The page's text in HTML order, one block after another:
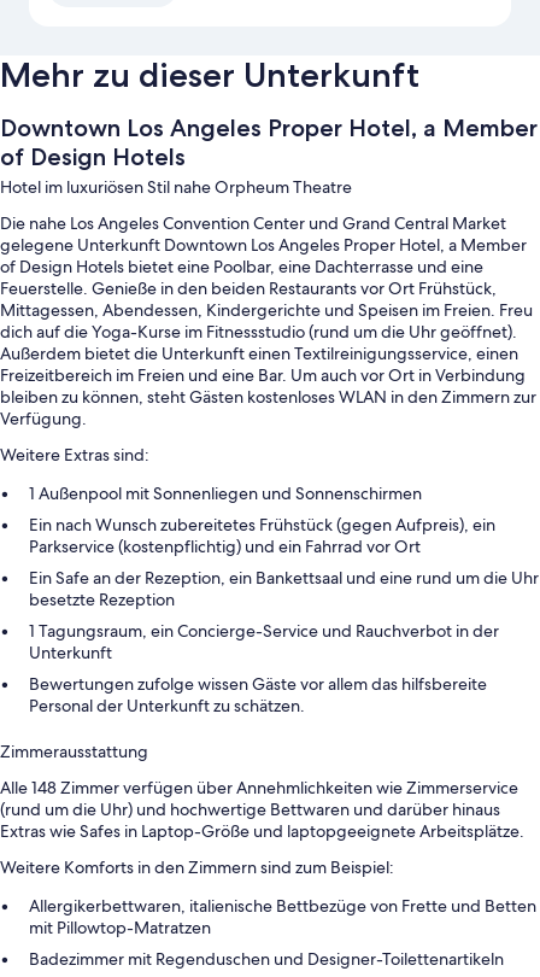
Mehr zu dieser Unterkunft
Downtown Los Angeles Proper Hotel, a Member
of Design Hotels
Hotel im luxuriösen Stil nahe Orpheum Theatre
Die nahe Los Angeles Convention Center und Grand Central Market
gelegene Unterkunft Downtown Los Angeles Proper Hotel, a Member
of Design Hotels bietet eine Poolbar, eine Dachterrasse und eine
Feuerstelle. Genieße in den beiden Restaurants vor Ort Frühstück,
Mittagessen, Abendessen, Kindergerichte und Speisen im Freien. Freu
dich auf die Yoga-Kurse im Fitnessstudio (rund um die Uhr geöffnet).
Außerdem bietet die Unterkunft einen Textilreinigungsservice, einen
Freizeitbereich im Freien und eine Bar. Um auch vor Ort in Verbindung
bleiben zu können, steht Gästen kostenloses WLAN in den Zimmern zur
Verfügung.
Weitere Extras sind:
1 Außenpool mit Sonnenliegen und Sonnenschirmen
Ein nach Wunsch zubereitetes Frühstück (gegen Aufpreis), ein
Parkservice (kostenpflichtig) und ein Fahrrad vor Ort
Ein Safe an der Rezeption, ein Bankettsaal und eine rund um die Uhr
besetzte Rezeption
1 Tagungsraum, ein Concierge-Service und Rauchverbot in der
Unterkunft
Bewertungen zufolge wissen Gäste vor allem das hilfsbereite
Personal der Unterkunft zu schätzen.
Zimmerausstattung
Alle 148 Zimmer verfügen über Annehmlichkeiten wie Zimmerservice
(rund um die Uhr) und hochwertige Bettwaren und darüber hinaus
Extras wie Safes in Laptop-Größe und laptopgeeignete Arbeitsplätze.
Weitere Komforts in den Zimmern sind zum Beispiel:
Allergikerbettwaren, italienische Bettbezüge von Frette und Betten
mit Pillowtop-Matratzen
Badezimmer mit Regenduschen und Designer-Toilettenartikeln